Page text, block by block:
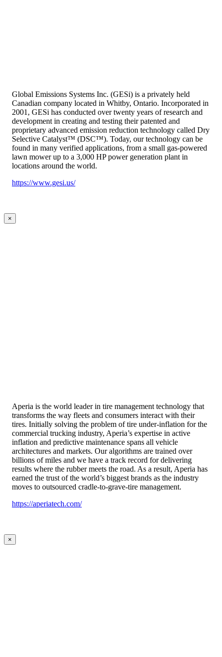
Global Emissions Systems Inc. (GESi) is a privately held
Canadian company located in Whitby, Ontario. Incorporated in
2001, GESi has conducted over twenty years of research and
development in creating and testing their patented and
proprietary advanced emission reduction technology called Dry
Selective Catalyst™ (DSC™). Today, our technology can be
found in many verified applications, from a small gas-powered
lawn mower up to a 3,000 HP power generation plant in
locations around the world.
https://www.gesi.us/
×
Aperia is the world leader in tire management technology that
transforms the way fleets and consumers interact with their
tires. Initially solving the problem of tire under-inflation for the
commercial trucking industry, Aperia’s expertise in active
inflation and predictive maintenance spans all vehicle
architectures and markets. Our algorithms are trained over
billions of miles and we have a track record for delivering
results where the rubber meets the road. As a result, Aperia has
earned the trust of the world’s biggest brands as the industry
moves to outsourced cradle-to-grave-tire management.
https://aperiatech.com/
×